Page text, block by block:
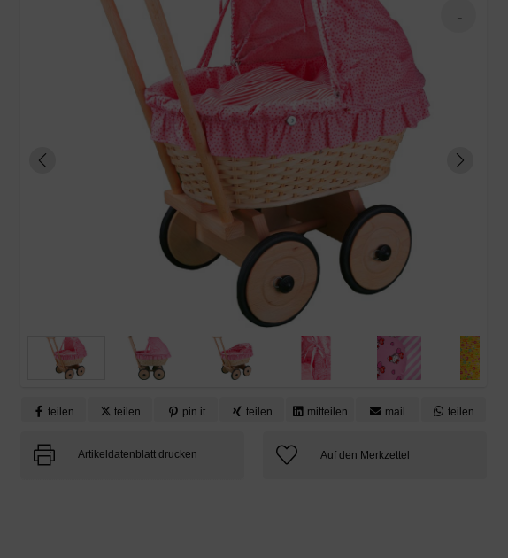
teilen teilen pin it teilen mitteilen mail teilen
Artikeldatenblatt drucken